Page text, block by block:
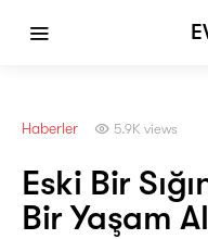
Haberler 5.9K views
Eski Bir
Bir Yaşam